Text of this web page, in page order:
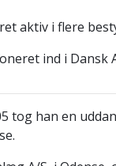
aktiv i flere
ind i Dansk
tog han en